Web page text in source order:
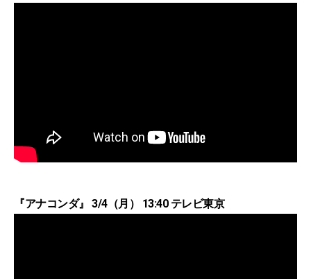
『アナコンダ』 3/4（月） 13:40 テレビ東京